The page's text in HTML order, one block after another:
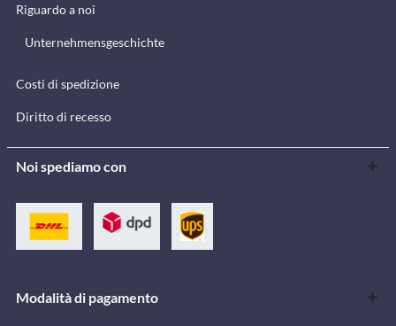
Riguardo a noi
Unternehmensgeschichte
Costi di spedizione
Diritto di recesso
Noi spediamo con
Modalità di pagamento